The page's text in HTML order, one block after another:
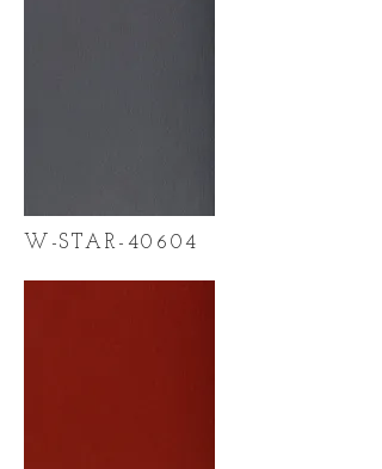
W-STAR-40604